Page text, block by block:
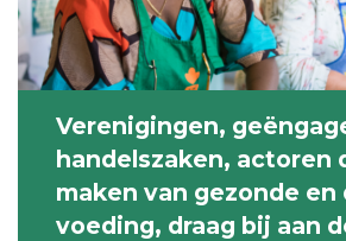
Verenigingen,
handelszaken, actoren
maken van gezonde en
voeding, draag bij aan